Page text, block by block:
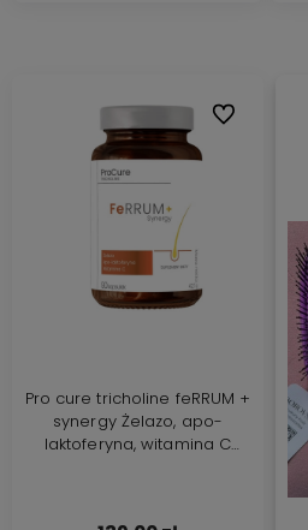
Pro cure tricholine feRRUM +
synergy Żelazo, apo-
laktoferyna, witamina C
Do ulubionych